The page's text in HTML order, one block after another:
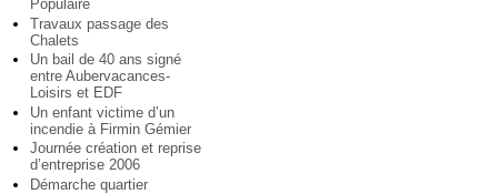
Populaire
Travaux passage des
Chalets
Un bail de 40 ans signé
entre Aubervacances-
Loisirs et EDF
Un enfant victime d’un
incendie à Firmin Gémier
Journée création et reprise
d’entreprise 2006
Démarche quartier